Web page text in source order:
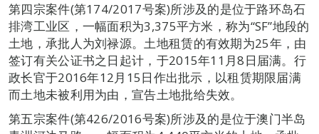
第四宗案件(第174/2017号案)所涉及的是位于路环岛石
排湾工业区，一幅面积为3,375平方米，称为“SF”地段的
土地，承批人为刘禄源。土地租赁的有效期为25年，由
签订有关公证书之日起计，于2015年11月8日届满。行
政长官于2016年12月15日作出批示，以租赁期限届满
而土地未被利用为由，宣告土地批给失效。
第五宗案件(第426/2016号案)所涉及的是位于澳门半岛